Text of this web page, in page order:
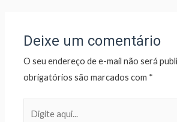
Deixe um comentário
O seu endereço de e-mail não será
obrigatórios são marcados com *